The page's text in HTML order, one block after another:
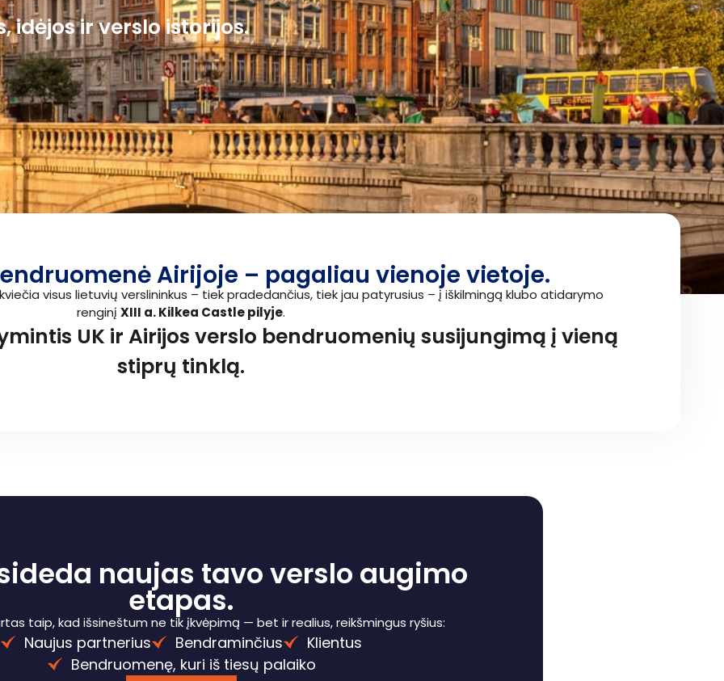
idėjos ir verslo istorijos.
Airijoje – pagaliau vienoje vietoje.
visus lietuvių verslininkus – tiek pradedančius, tiek jau patyrusius – į iškilmingą klubo atidarymo
renginį XIII a. Kilkea Castle pilyje.
UK ir Airijos verslo bendruomenių susijungimą į vieną
stiprų tinklą.
naujas tavo verslo augimo
etapas.
taip, kad išsineštum ne tik įkvėpimą — bet ir realius, reikšmingus ryšius:
Naujus partnerius Bendraminčius
Klientus
Bendruomenę, kuri iš tiesų palaiko